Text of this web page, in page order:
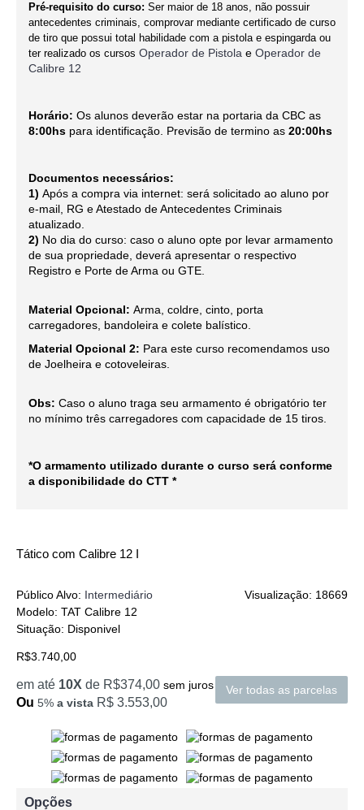
Pré-requisito do curso: Ser maior de 18 anos, não possuir
antecedentes criminais, comprovar mediante certificado de curso
de tiro que possui total habilidade com a pistola e espingarda ou
ter realizado os cursos Operador de Pistola e Operador de
Calibre 12
Horário: Os alunos deverão estar na portaria da CBC as
8:00hs para identificação. Previsão de termino as 20:00hs
Documentos necessários:
1) Após a compra via internet: será solicitado ao aluno por
e-mail, RG e Atestado de Antecedentes Criminais
atualizado.
2) No dia do curso: caso o aluno opte por levar armamento
de sua propriedade, deverá apresentar o respectivo
Registro e Porte de Arma ou GTE.
Material Opcional: Arma, coldre, cinto, porta
carregadores, bandoleira e colete balístico.
Material Opcional 2: Para este curso recomendamos uso
de Joelheira e cotoveleiras.
Obs: Caso o aluno traga seu armamento é obrigatório ter
no mínimo três carregadores com capacidade de 15 tiros.
*O armamento utilizado durante o curso será conforme
a disponibilidade do CTT *
Tático com Calibre 12 I
Visualização: 18669
Público Alvo: Intermediário
Modelo: TAT Calibre 12
Situação: Disponivel
R$3.740,00
em até 10X de R$374,00 sem juros Ver todas as parcelas
Ou 5% a vista R$ 3.553,00
Opções